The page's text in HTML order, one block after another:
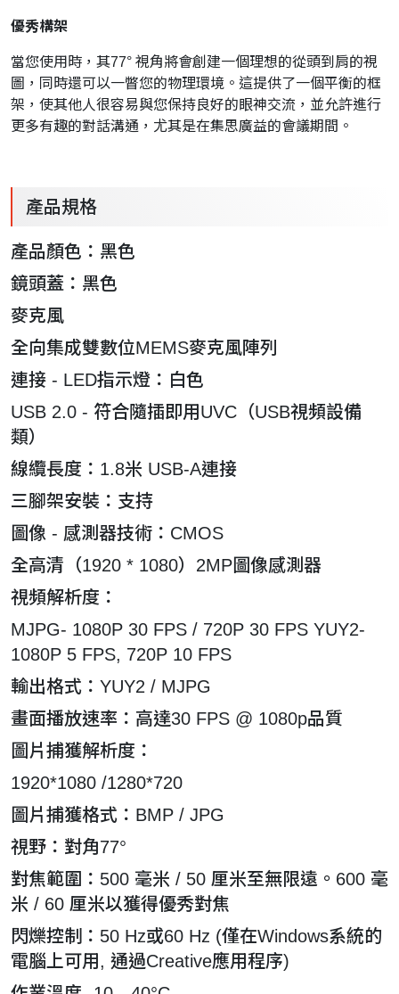
優秀構架
當您使用時，其77° 視角將會創建一個理想的從頭到肩的視
圖，同時還可以一瞥您的物理環境。這提供了一個平衡的框
架，使其他人很容易與您保持良好的眼神交流，並允許進行
更多有趣的對話溝通，尤其是在集思廣益的會議期間。
產品規格
產品顏色：黑色
鏡頭蓋：黑色
麥克風
全向集成雙數位MEMS麥克風陣列
連接 - LED指示燈：白色
USB 2.0 - 符合隨插即用UVC（USB視頻設備
類）
線纜長度：1.8米 USB-A連接
三腳架安裝：支持
圖像 - 感測器技術：CMOS
全高清（1920 * 1080）2MP圖像感測器
視頻解析度：
MJPG- 1080P 30 FPS / 720P 30 FPS YUY2-
1080P 5 FPS, 720P 10 FPS
輸出格式：YUY2 / MJPG
畫面播放速率：高達30 FPS @ 1080p品質
圖片捕獲解析度：
1920*1080 /1280*720
圖片捕獲格式：BMP / JPG
視野：對角77°
對焦範圍：500 毫米 / 50 厘米至無限遠。600 毫
米 / 60 厘米以獲得優秀對焦
閃爍控制：50 Hz或60 Hz (僅在Windows系統的
電腦上可用, 通過Creative應用程序)